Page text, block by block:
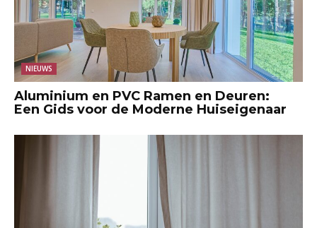
NIEUWS
Aluminium en PVC Ramen en Deuren:
Een Gids voor de Moderne Huiseigenaar